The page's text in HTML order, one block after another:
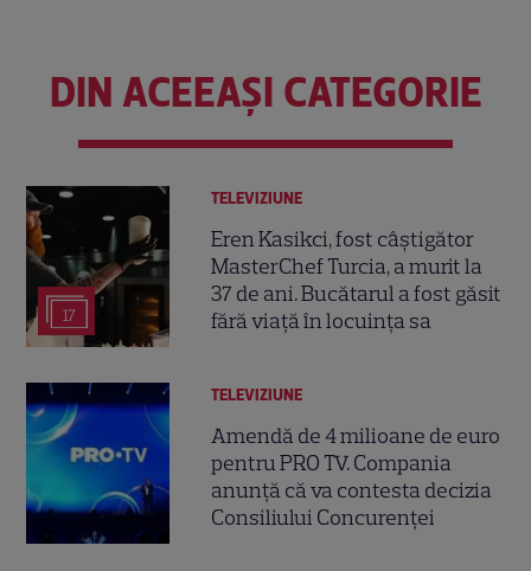
DIN ACEEAȘI CATEGORIE
17
TELEVIZIUNE
Eren Kasikci, fost câștigător
MasterChef Turcia, a murit la
37 de ani. Bucătarul a fost găsit
fără viață în locuința sa
TELEVIZIUNE
Amendă de 4 milioane de euro
pentru PRO TV. Compania
anunță că va contesta decizia
Consiliului Concurenței